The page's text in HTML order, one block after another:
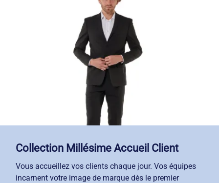
jambes. Au-delà du confort, ces tapis isolent
efficacement du froid des sols bétonnés et atténuent
bruits et vibrations au sein de vos ateliers.
Collection Millésime Accueil Client
Vous accueillez vos clients chaque jour. Vos équipes
incarnent votre image de marque dès le premier